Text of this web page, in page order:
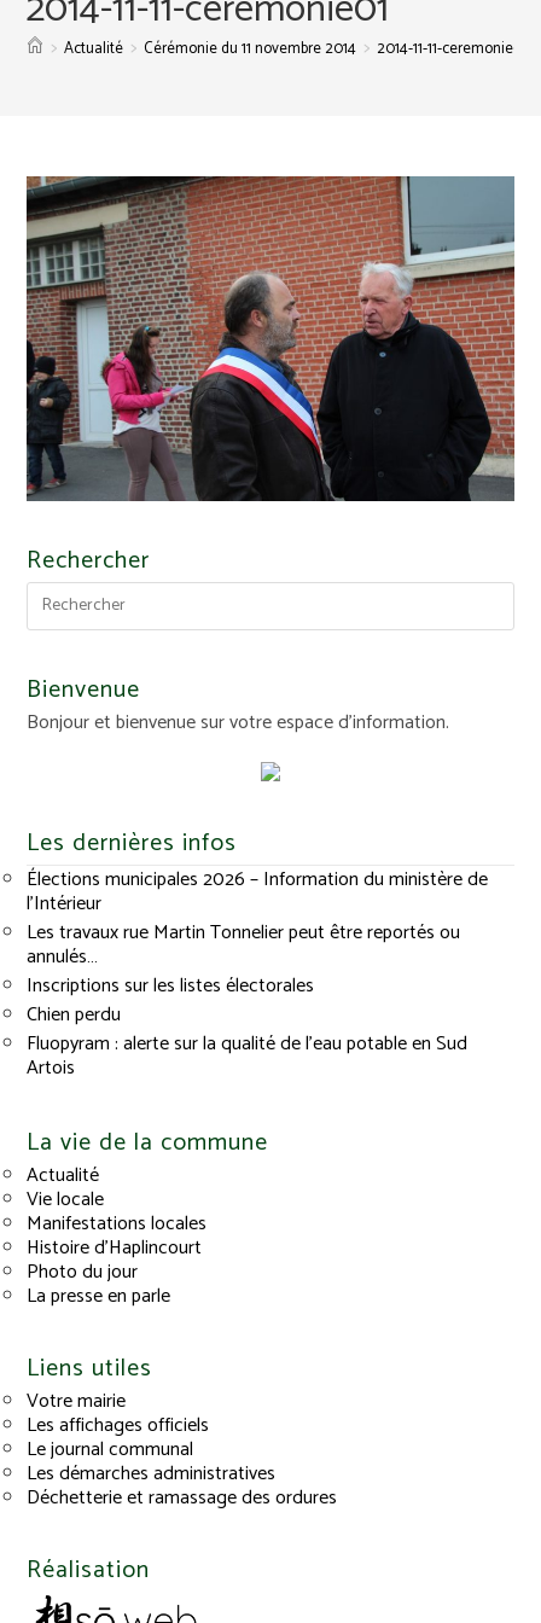
> Actualité > Cérémonie du 11 novembre 2014 > 2014-11-11-ceremonie01
Rechercher
Bienvenue
Bonjour et bienvenue sur votre espace d'information.
Les dernières infos
Élections municipales 2026 – Information du ministère de
l’Intérieur
Les travaux rue Martin Tonnelier peut être reportés ou
annulés…
Inscriptions sur les listes électorales
Chien perdu
Fluopyram : alerte sur la qualité de l’eau potable en Sud
Artois
La vie de la commune
Actualité
Vie locale
Manifestations locales
Histoire d’Haplincourt
Photo du jour
La presse en parle
Liens utiles
Votre mairie
Les affichages officiels
Le journal communal
Les démarches administratives
Déchetterie et ramassage des ordures
Réalisation